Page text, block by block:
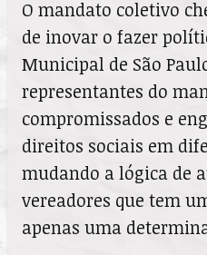
O mandato coletivo
de inovar o fazer
Municipal de São
representantes do
compromissados e
direitos sociais em
mudando a lógica de
vereadores que tem
apenas uma